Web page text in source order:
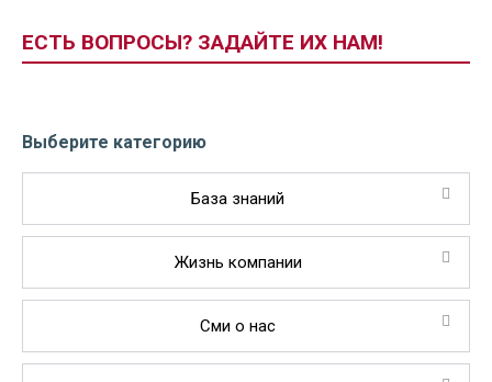
ЕСТЬ ВОПРОСЫ? ЗАДАЙТЕ ИХ НАМ!
Выберите категорию
База знаний
Жизнь компании
Сми о нас